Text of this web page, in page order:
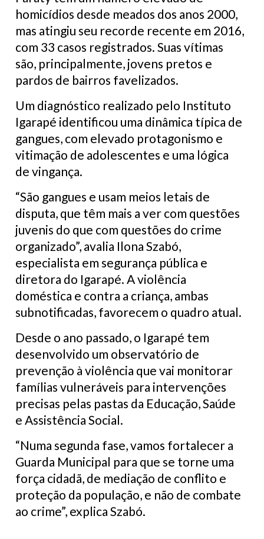
homicídios desde meados dos anos 2000,
mas atingiu seu recorde recente em 2016,
com 33 casos registrados. Suas vítimas
são, principalmente, jovens pretos e
pardos de bairros favelizados.
Um diagnóstico realizado pelo Instituto
Igarapé identificou uma dinâmica típica de
gangues, com elevado protagonismo e
vitimação de adolescentes e uma lógica
de vingança.
“São gangues e usam meios letais de
disputa, que têm mais a ver com questões
juvenis do que com questões do crime
organizado”, avalia Ilona Szabó,
especialista em segurança pública e
diretora do Igarapé. A violência
doméstica e contra a criança, ambas
subnotificadas, favorecem o quadro atual.
Desde o ano passado, o Igarapé tem
desenvolvido um observatório de
prevenção à violência que vai monitorar
famílias vulneráveis para intervenções
precisas pelas pastas da Educação, Saúde
e Assistência Social.
“Numa segunda fase, vamos fortalecer a
Guarda Municipal para que se torne uma
força cidadã, de mediação de conflito e
proteção da população, e não de combate
ao crime”, explica Szabó.